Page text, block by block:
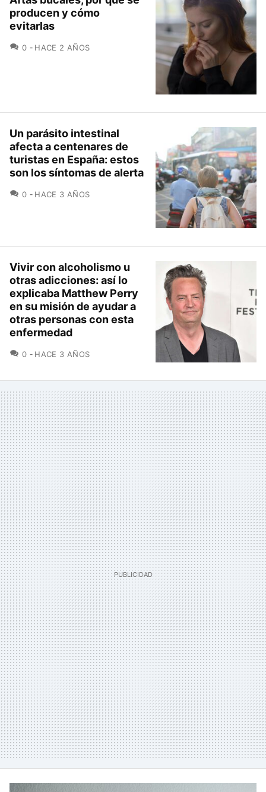
producen y cómo
evitarlas
0 COMENTARIOS
HACE 2 AÑOS
Un parásito intestinal
afecta a centenares de
turistas en España: estos
son los síntomas de alerta
0 COMENTARIOS
HACE 3 AÑOS
Vivir con alcoholismo u
otras adicciones: así lo
explicaba Matthew Perry
en su misión de ayudar a
otras personas con esta
enfermedad
0 COMENTARIOS
HACE 3 AÑOS